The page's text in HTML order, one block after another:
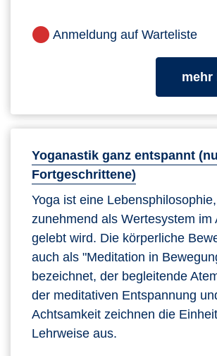
Anmeldung auf Warteliste
mehr
Yoganastik ganz entspannt
Fortgeschrittene)
Yoga ist eine
zunehmend als Wertesystem im
gelebt wird. Die körperliche
auch als "Meditation in
bezeichnet, der begleitende
der meditativen Entspannung
Achtsamkeit zeichnen die
Lehrweise aus.